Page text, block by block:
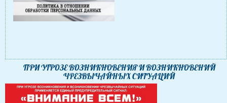
ПРИ УГРОЗЕ ВОЗНИКНОВЕНИЯ И ВОЗНИКНОВЕНИЙ
ЧРЕЗВЫЧАЙНЫХ СИТУАЦИЙ